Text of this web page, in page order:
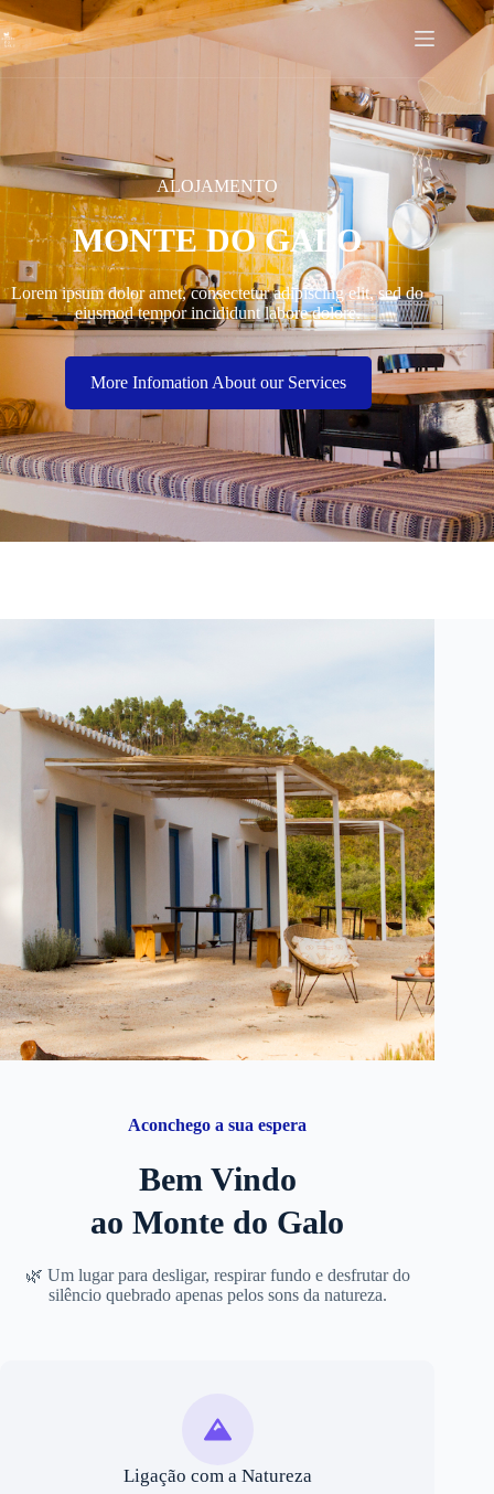
ALOJAMENTO
MONTE DO GALO
Lorem ipsum dolor amet, consectetur adipiscing elit, sed do
eiusmod tempor incididunt labore dolore.
More Infomation About our Services
Aconchego a sua espera
Bem Vindo
ao Monte do Galo
🌿 Um lugar para desligar, respirar fundo e desfrutar do
silêncio quebrado apenas pelos sons da natureza.
Ligação com a Natureza